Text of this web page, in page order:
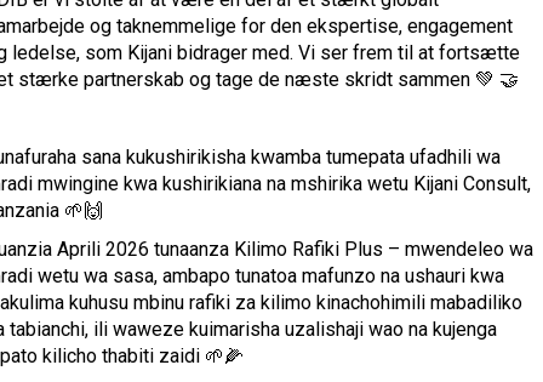
og taknemmelige for den ekspertise, engagement
ledelse, som Kijani bidrager med. Vi ser frem til at fortsætte
stærke partnerskab og tage de næste skridt sammen 💚 🤝
sana kukushirikisha kwamba tumepata ufadhili wa
mwingine kwa kushirikiana na mshirika wetu Kijani Consult,
🌱🙌
Aprili 2026 tunaanza Kilimo Rafiki Plus – mwendeleo wa
wetu wa sasa, ambapo tunatoa mafunzo na ushauri kwa
kuhusu mbinu rafiki za kilimo kinachohimili mabadiliko
tabianchi, ili waweze kuimarisha uzalishaji wao na kujenga
kilicho thabiti zaidi 🌱🌽